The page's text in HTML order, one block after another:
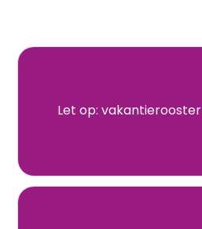
Let op: vakantierooster